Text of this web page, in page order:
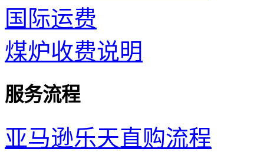
国际运费
煤炉收费说明
服务流程
亚马逊乐天直购流程